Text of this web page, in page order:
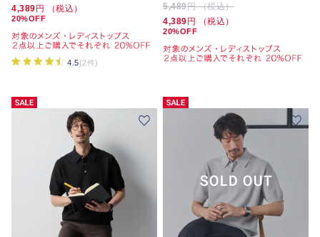
4,389円 （税込）
20%OFF
4.5(2件)
5,489円 （税込）
4,389円 （税込）
20%OFF